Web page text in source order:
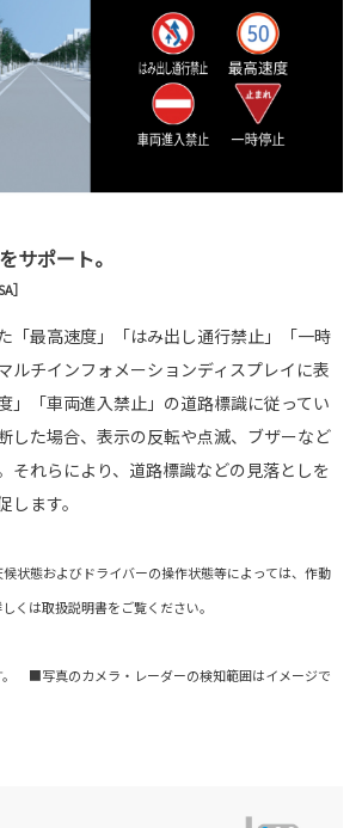
サポート。
］
「最高速度」「はみ出し通行禁止」「一時
ルチインフォメーションディスプレイに表
」「車両進入禁止」の道路標識に従ってい
した場合、表示の反転や点滅、ブザーなど
それらにより、道路標識などの見落としを
ます。
状態およびドライバーの操作状態等によっては、作動
くは取扱説明書をご覧ください。
■写真のカメラ・レーダーの検知範囲はイメージで